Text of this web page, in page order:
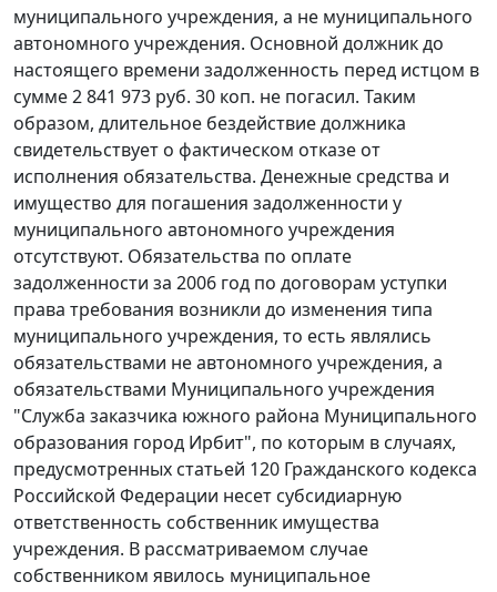
муниципального учреждения, а не муниципального
автономного учреждения. Основной должник до
настоящего времени задолженность перед истцом в
сумме 2 841 973 руб. 30 коп. не погасил. Таким
образом, длительное бездействие должника
свидетельствует о фактическом отказе от
исполнения обязательства. Денежные средства и
имущество для погашения задолженности у
муниципального автономного учреждения
отсутствуют. Обязательства по оплате
задолженности за 2006 год по договорам уступки
права требования возникли до изменения типа
муниципального учреждения, то есть являлись
обязательствами не автономного учреждения, а
обязательствами Муниципального учреждения
"Служба заказчика южного района Муниципального
образования город Ирбит", по которым в случаях,
предусмотренных статьей 120 Гражданского кодекса
Российской Федерации несет субсидиарную
ответственность собственник имущества
учреждения. В рассматриваемом случае
собственником явилось муниципальное